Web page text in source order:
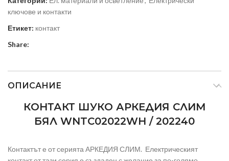
ключове и контакти
Етикет: контакт
Share:
ОПИСАНИЕ
КОНТАКТ ШУКО АРКЕДИЯ СЛИМ
БЯЛ WNTC02022WH / 202240
Контактът е от серията АРКЕДИЯ СЛИМ. Електрическият